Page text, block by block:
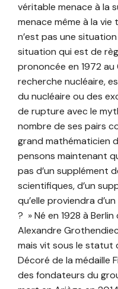
véritable menace à la
menace même à la
n’est pas une
situation qui est de
prononcée en 1972
recherche nucléaire,
du nucléaire ou des
de rupture avec le
nombre de ses pairs
grand mathématicien
pensons maintenant
pas d’un supplément
scientifiques, d’un
qu’elle proviendra
? » Né en 1928 à
Alexandre
mais vit sous le statut
Décoré de la médaille
des fondateurs du